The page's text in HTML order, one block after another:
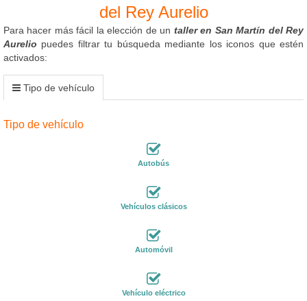
del Rey Aurelio
Para hacer más fácil la elección de un taller en San Martín del Rey
Aurelio puedes filtrar tu búsqueda mediante los iconos que estén
activados:
Tipo de vehículo
Tipo de vehículo
Autobús
Vehículos clásicos
Automóvil
Vehículo eléctrico